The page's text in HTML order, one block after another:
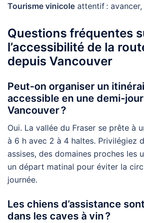
Tourisme vinicole attentif :
Questions fréquentes
l’accessibilité de la
depuis Vancouver
Peut-on organiser un
accessible en une demi-
Vancouver ?
Oui. La vallée du Fraser se prête à
à 6 h avec 2 à 4 haltes. Privilégiez
assises, des domaines proches les
un départ matinal pour éviter la
journée.
Les chiens d’assistance
dans les caves à vin ?